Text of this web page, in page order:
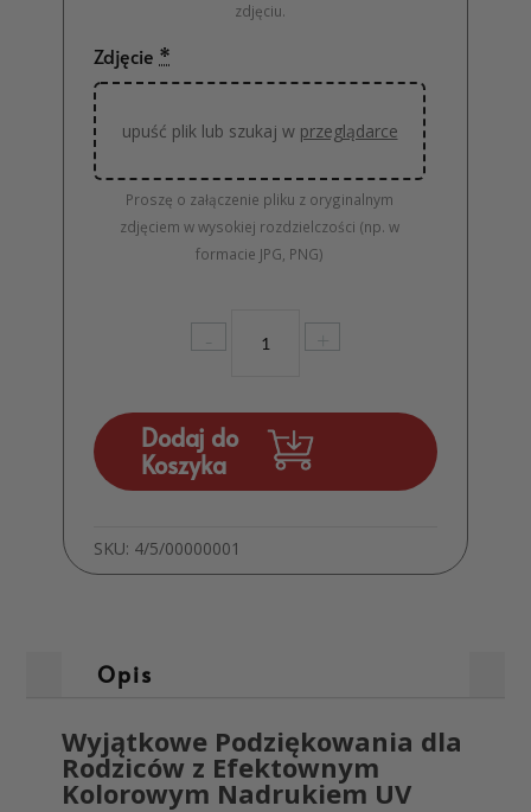
zdjęciu.
Zdjęcie *
upuść plik lub szukaj w przeglądarce
Proszę o załączenie pliku z oryginalnym
zdjęciem w wysokiej rozdzielczości (np. w
formacie JPG, PNG)
-
Podziękowania
z
nadrukiem
UV
MD778
+
Dodaj do
Koszyka
SKU: 4/5/00000001
Opis
Wyjątkowe Podziękowania dla
Rodziców z Efektownym
Kolorowym Nadrukiem UV